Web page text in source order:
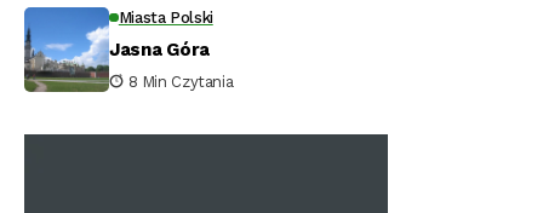
Miasta Polski
Jasna Góra
8 Min Czytania